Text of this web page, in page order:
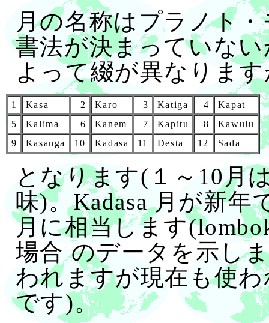
月の名称はプラノト
書法が決まっていな
よって綴が異なりま
1 Kasa 2 Karo 3 Katiga 4
Kapat
5
Kalima 6 Kanem 7 Kapitu 8
Kawulu
9
Kasanga 10 Kadasa 11 Desta 12 Sada
となります(１～10月
味)。Kadasa 月が新年
月に相当します
場合 のデータを示し
われますが現在も使
です)。